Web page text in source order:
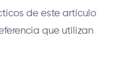
de este artículo
que utilizan